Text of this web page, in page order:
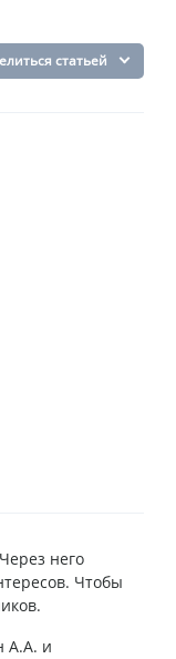
статьей
него
Чтобы
А.А. и